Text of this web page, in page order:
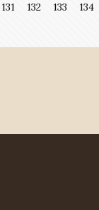
131 132 133 134